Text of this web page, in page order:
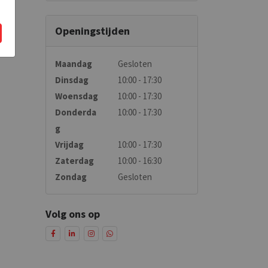
Openingstijden
Maandag
Gesloten
Dinsdag
10:00 - 17:30
Woensdag
10:00 - 17:30
Donderda
g
10:00 - 17:30
Vrijdag
10:00 - 17:30
Zaterdag
10:00 - 16:30
Zondag
Gesloten
Volg ons op